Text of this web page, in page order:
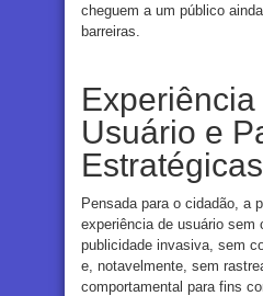
cheguem a um público
barreiras.
Experiência
Usuário e
Estratégicas
Pensada para o cidadão, a
experiência de usuário sem
publicidade invasiva, sem
e, notavelmente, sem
comportamental para fins